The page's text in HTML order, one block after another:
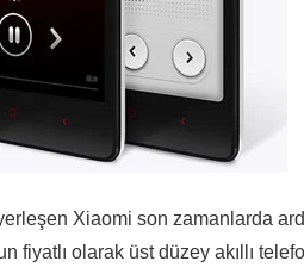
Xiaomi son zamanlarda
fiyatlı olarak üst düzey akıllı